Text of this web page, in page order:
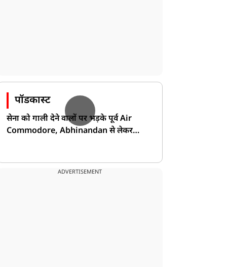
पॉडकास्ट
सेना को गाली देने वालों पर भड़के पूर्व Air
Commodore, Abhinandan से लेकर
ADVERTISEMENT